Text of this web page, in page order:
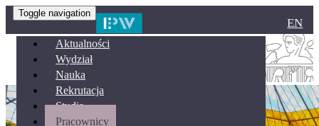
Toggle navigation
Aktualności
Wydział
Nauka
Rekrutacja
Studia
Pracownicy
EN